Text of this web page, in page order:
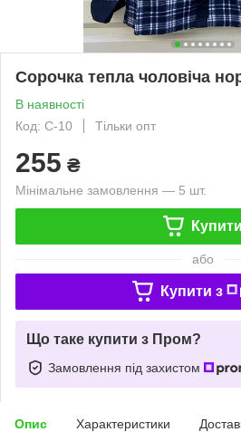
Сорочка тепла чоловіча
В наявності
Код: С-10
Тільки опт
255 ₴
Мінімальне замовлення — 5 шт.
Купити
або
Купити з
Що таке купити з Пром?
Замовлення під захистом
Опис Характеристики